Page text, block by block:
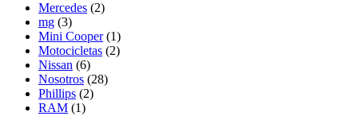
Mercedes (2)
mg (3)
Mini Cooper (1)
Motocicletas (2)
Nissan (6)
Nosotros (28)
Phillips (2)
RAM (1)